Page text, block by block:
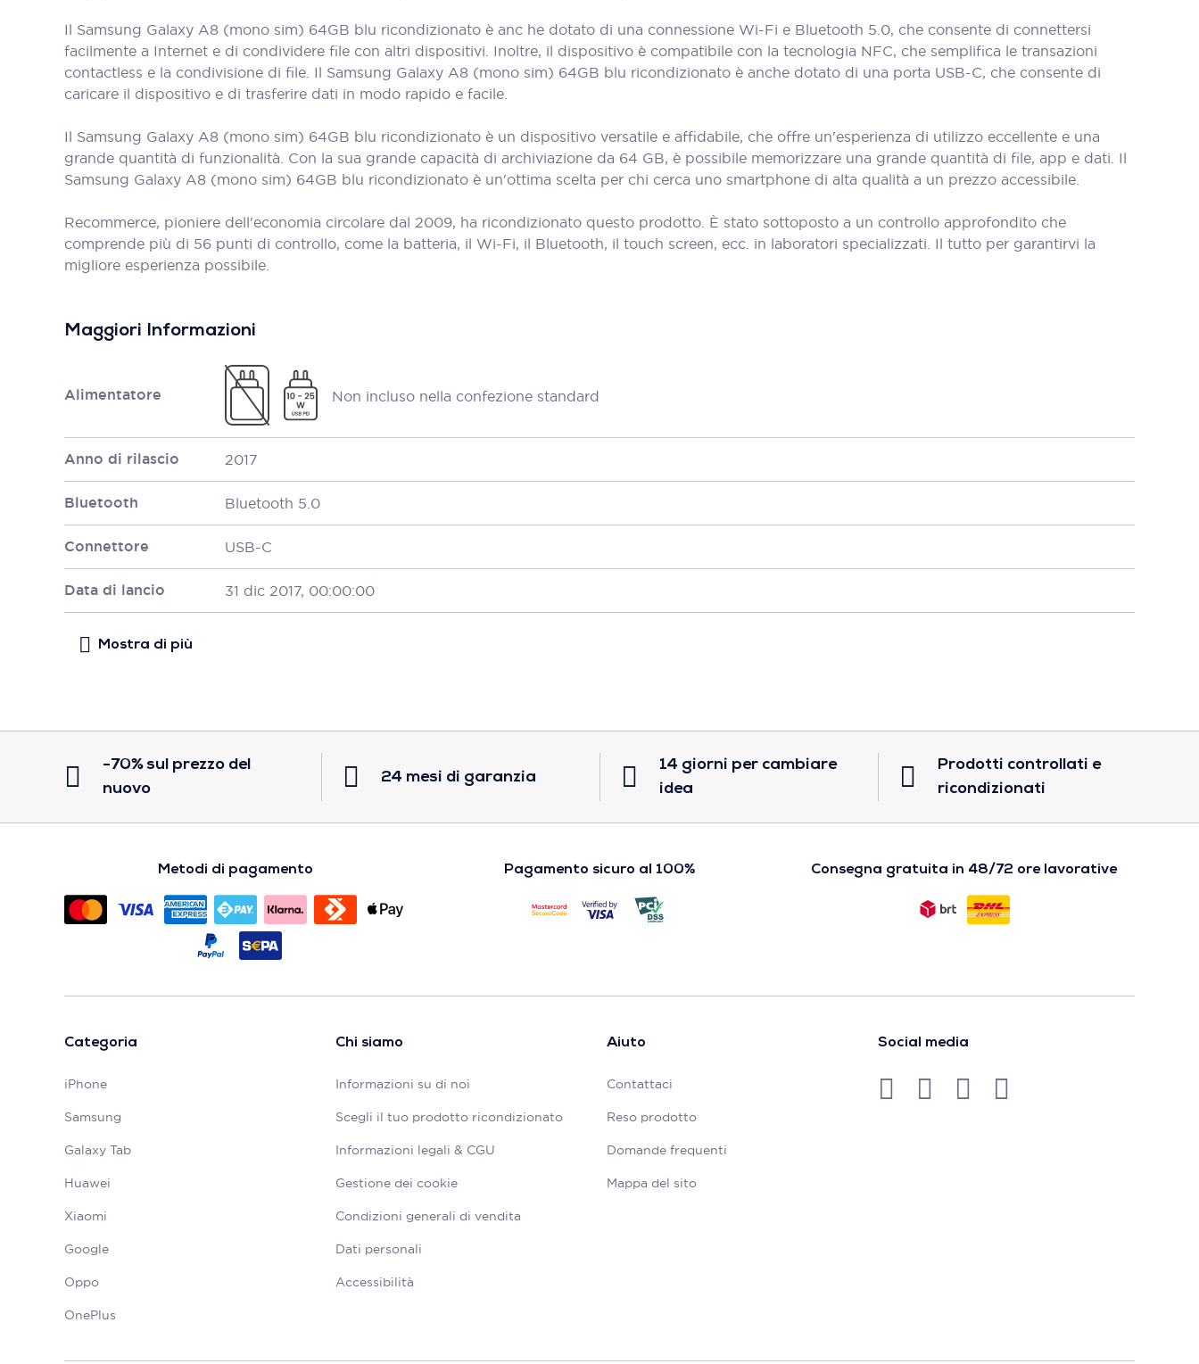
Il Samsung Galaxy A8 (mono sim) 64GB blu ricondizionato è anc he dotato di una connessione Wi-Fi e Bluetooth 5.0, che consente di connettersi
facilmente a Internet e di condividere file con altri dispositivi. Inoltre, il dispositivo è compatibile con la tecnologia NFC, che semplifica le transazioni
contactless e la condivisione di file. Il Samsung Galaxy A8 (mono sim) 64GB blu ricondizionato è anche dotato di una porta USB-C, che consente di
caricare il dispositivo e di trasferire dati in modo rapido e facile.
Il Samsung Galaxy A8 (mono sim) 64GB blu ricondizionato è un dispositivo versatile e affidabile, che offre un'esperienza di utilizzo eccellente e una
grande quantità di funzionalità. Con la sua grande capacità di archiviazione da 64 GB, è possibile memorizzare una grande quantità di file, app e dati. Il
Samsung Galaxy A8 (mono sim) 64GB blu ricondizionato è un'ottima scelta per chi cerca uno smartphone di alta qualità a un prezzo accessibile.
Recommerce, pioniere dell'economia circolare dal 2009, ha ricondizionato questo prodotto. È stato sottoposto a un controllo approfondito che
comprende più di 56 punti di controllo, come la batteria, il Wi-Fi, il Bluetooth, il touch screen, ecc. in laboratori specializzati. Il tutto per garantirvi la
migliore esperienza possibile.
Maggiori Informazioni
Alimentatore Non incluso nella confezione standard
Anno di rilascio 2017
Bluetooth Bluetooth 5.0
Connettore USB-C
Data di lancio 31 dic 2017, 00:00:00
-70% sul prezzo del
nuovo
24 mesi di garanzia
14 giorni per cambiare
idea
Prodotti controllati e
ricondizionati
Metodi di pagamento Pagamento sicuro al 100% Consegna gratuita in 48/72 ore lavorative
Categoria
iPhone
Samsung
Galaxy Tab
Huawei
Xiaomi
Google
Oppo
OnePlus
Chi siamo
Informazioni su di noi
Scegli il tuo prodotto ricondizionato
Informazioni legali & CGU
Gestione dei cookie
Condizioni generali di vendita
Dati personali
Accessibilità
Aiuto
Contattaci
Reso prodotto
Domande frequenti
Mappa del sito
Social media